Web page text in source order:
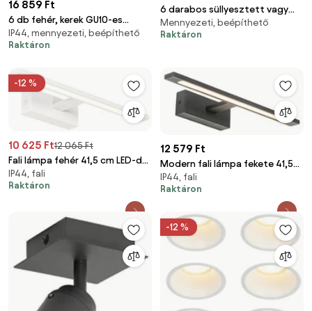
16 859 Ft
6 db fehér, kerek GU10-es
beépíthető spotlámpa szett
(50 mm, IP44) - Xena
IP44, mennyezeti, beépíthető
Raktáron
6 darabos süllyesztett vagy
felületre szerelhető spotlámpa
szett fehér 14 cm LED-del, 3
Mennyezeti, beépíthető
Raktáron
-12 %
10 625 Ft12 065 Ft
Fali lámpa fehér 41,5 cm LED-del
IP44 - Jerre
IP44, fali
Raktáron
12 579 Ft
Modern fali lámpa fekete 41,5
cm LED-del IP44 - Jerre
IP44, fali
Raktáron
-12 %